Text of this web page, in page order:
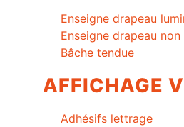
Enseigne drapeau
Enseigne drapeau non
Bâche tendue
AFFICHAGE
Adhésifs lettrage